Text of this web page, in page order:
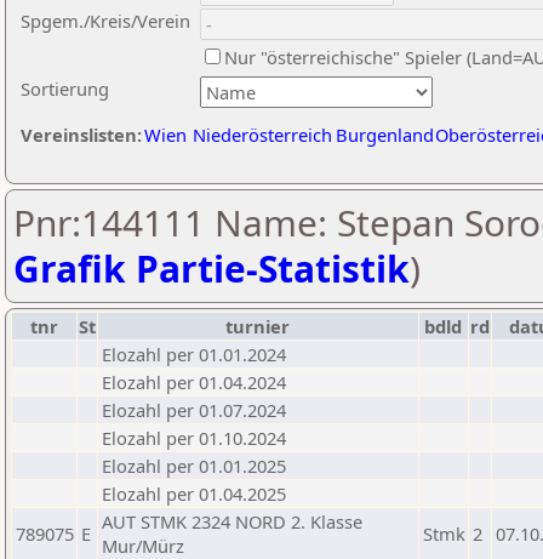
Sortierung
Spgem./Kreis/Verein
Nur "österreichische" Spieler
Vereinslisten:Wien Niederösterreich Burgenland
Pnr:144111 Name: Stepan
Grafik Partie-Statistik)
tnr St turnier bdld rd
Elozahl per 01.01.2024
Elozahl per 01.04.2024
Elozahl per 01.07.2024
Elozahl per 01.10.2024
Elozahl per 01.01.2025
Elozahl per 01.04.2025
789075 E AUT STMK 2324 NORD 2. Klasse
Mur/Mürz
Stmk 2